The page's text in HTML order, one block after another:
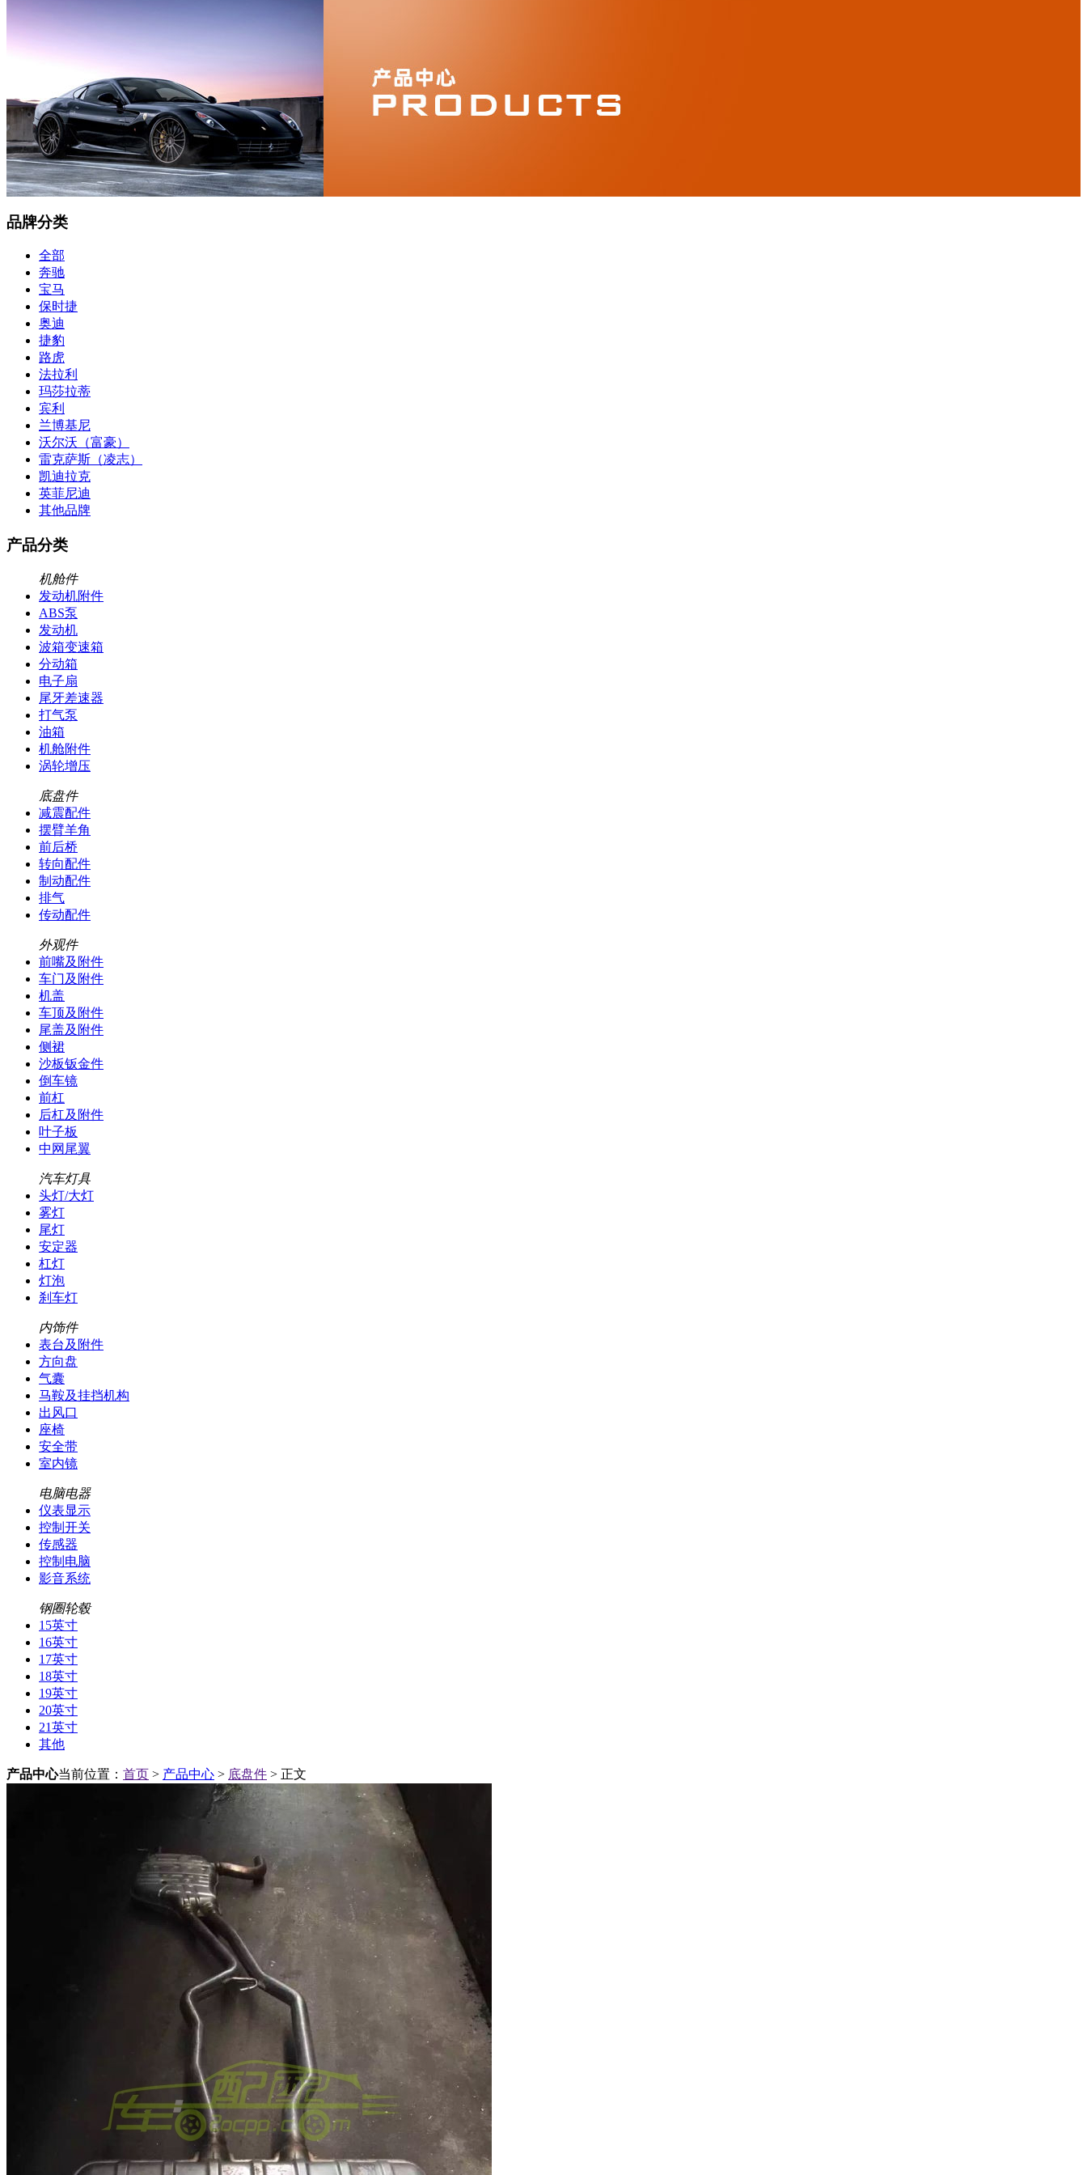
品牌分类
全部
奔驰
宝马
保时捷
奥迪
捷豹
路虎
法拉利
玛莎拉蒂
宾利
兰博基尼
沃尔沃（富豪）
雷克萨斯（凌志）
凯迪拉克
英菲尼迪
其他品牌
产品分类
机舱件
发动机附件
ABS泵
发动机
波箱变速箱
分动箱
电子扇
尾牙差速器
打气泵
油箱
机舱附件
涡轮增压
底盘件
减震配件
摆臂羊角
前后桥
转向配件
制动配件
排气
传动配件
外观件
前嘴及附件
车门及附件
机盖
车顶及附件
尾盖及附件
侧裙
沙板钣金件
倒车镜
前杠
后杠及附件
叶子板
中网尾翼
汽车灯具
头灯/大灯
雾灯
尾灯
安定器
杠灯
灯泡
刹车灯
内饰件
表台及附件
方向盘
气囊
马鞍及挂挡机构
出风口
座椅
安全带
室内镜
电脑电器
仪表显示
控制开关
传感器
控制电脑
影音系统
钢圈轮毂
15英寸
16英寸
17英寸
18英寸
19英寸
20英寸
21英寸
其他
产品中心当前位置： 首页 > 产品中心 > 底盘件 > 正文